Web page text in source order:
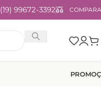
(19) 99672-3392